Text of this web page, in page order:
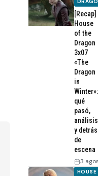
[Recap]
House
of the
Dragon
3x07
«The
Dragon
in
Winter»:
qué
pasó,
análisis
y detrás
de
escena
3
HOUSE